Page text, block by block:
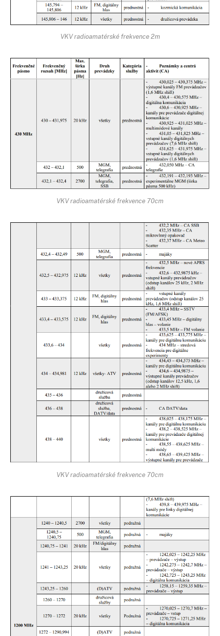
VKV radioamatérské frekvence 2m
VKV radioamatérské frekvence 70cm
VKV radioamatérské frekvence 70cm